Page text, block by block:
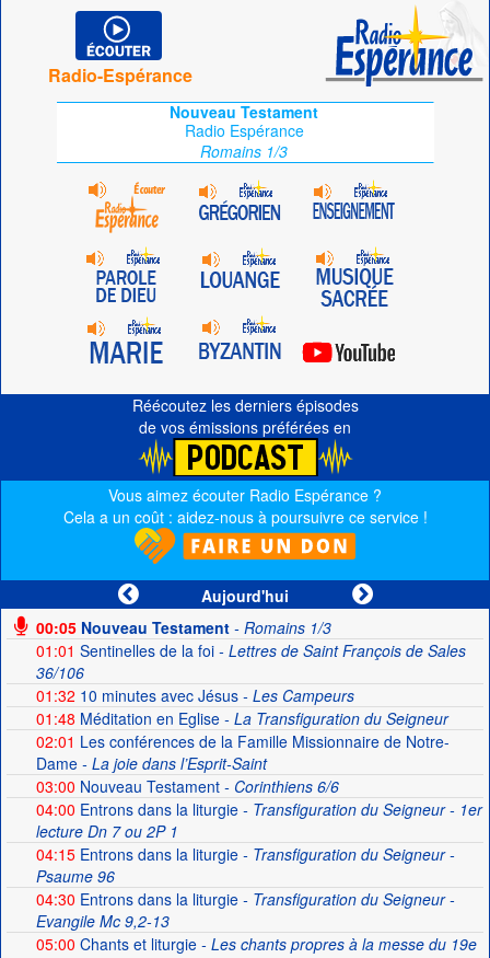
Radio-Espérance
Nouveau Testament
Radio Espérance
Romains 1/3
Réécoutez les derniers épisodes
de vos émissions préférées en
Vous aimez écouter Radio Espérance ?
Cela a un coût : aidez-nous à poursuivre ce service !
Aujourd'hui
00:05Nouveau Testament- Romains 1/3
01:01 Sentinelles de la foi- Lettres de Saint François de Sales
36/106
01:32 10 minutes avec Jésus- Les Campeurs
01:48 Méditation en Eglise- La Transfiguration du Seigneur
02:01 Les conférences de la Famille Missionnaire de Notre-
Dame- La joie dans l’Esprit-Saint
03:00 Nouveau Testament- Corinthiens 6/6
04:00 Entrons dans la liturgie- Transfiguration du Seigneur - 1er
lecture Dn 7 ou 2P 1
04:15Entrons dans la liturgie- Transfiguration du Seigneur -
Psaume 96
04:30 Entrons dans la liturgie- Transfiguration du Seigneur -
Evangile Mc 9,2-13
05:00 Chants et liturgie- Les chants propres à la messe du 19e